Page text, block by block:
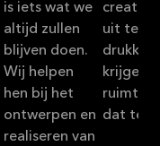
is iets wat we
altijd zullen
blijven doen.
Wij helpen
hen bij het
ontwerpen en
realiseren van
uit te
krijgen
ruimte
dat te